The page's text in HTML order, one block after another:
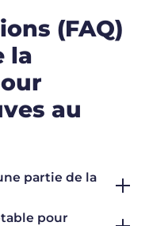
(FAQ)
la
au
partie de la
pour